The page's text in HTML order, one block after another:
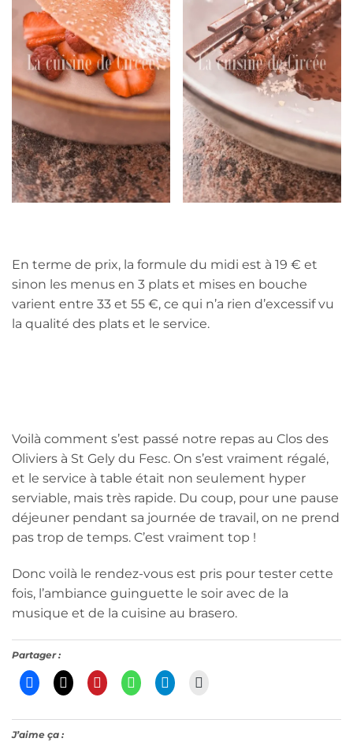
En terme de prix, la formule du midi est à 19 € et
sinon les menus en 3 plats et mises en bouche
varient entre 33 et 55 €, ce qui n’a rien d’excessif vu
la qualité des plats et le service.
Voilà comment s’est passé notre repas au Clos des
Oliviers à St Gely du Fesc. On s’est vraiment régalé,
et le service à table était non seulement hyper
serviable, mais très rapide. Du coup, pour une pause
déjeuner pendant sa journée de travail, on ne prend
pas trop de temps. C’est vraiment top !
Donc voilà le rendez-vous est pris pour tester cette
fois, l’ambiance guinguette le soir avec de la
musique et de la cuisine au brasero.
Partager :
J’aime ça :